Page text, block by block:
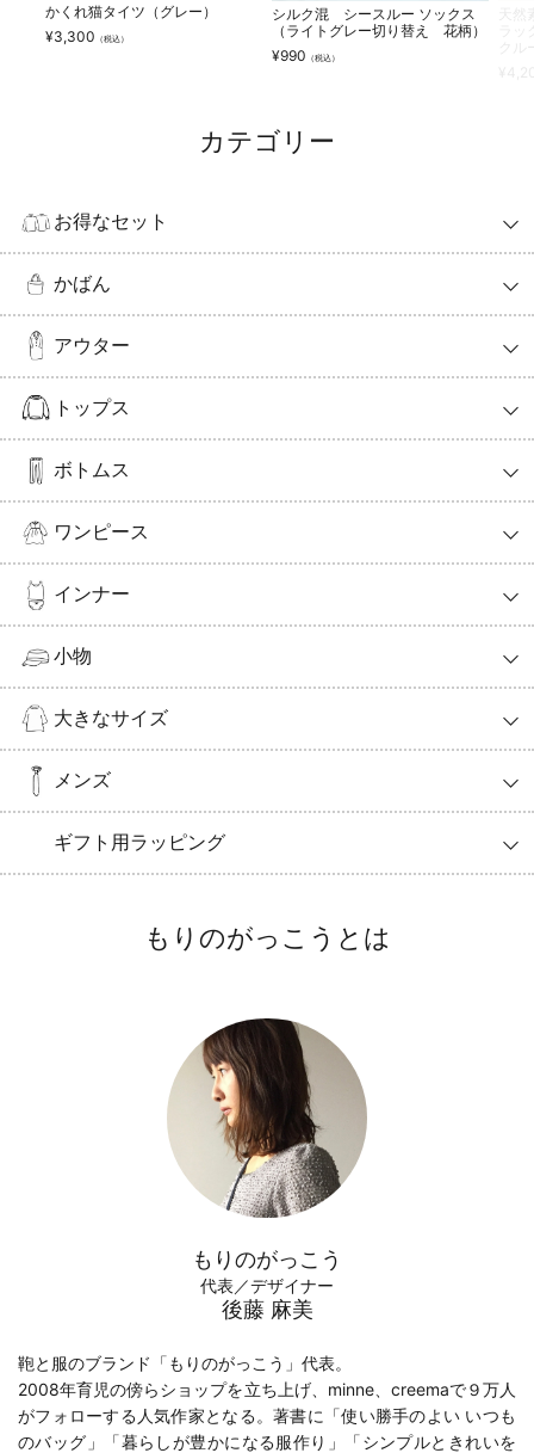
かくれ猫タイツ（グレー）
¥3,300 （税込）
シルク混 シースルー ソックス
（ライトグレー切り替え 花柄）
¥990 （税込）
カテゴリー
お得なセット
かばん
アウター
トップス
ボトムス
ワンピース
インナー
小物
大きなサイズ
メンズ
ギフト用ラッピング
もりのがっこうとは
もりのがっこう
代表／デザイナー
後藤 麻美
鞄と服のブランド「もりのがっこう」代表。
2008年育児の傍らショップを立ち上げ、minne、creemaで９万人
がフォローする人気作家となる。著書に「使い勝手のよい いつも
のバッグ 」「暮らしが豊かになる服作り 」「シンプルときれいを